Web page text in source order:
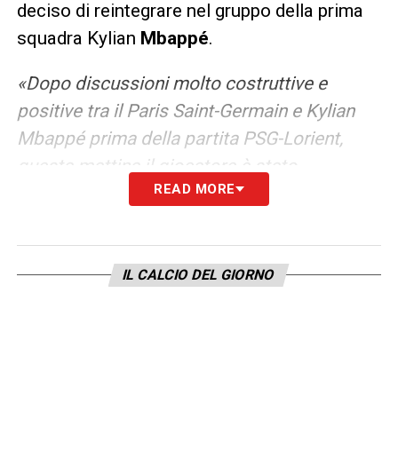
deciso di reintegrare nel gruppo della prima
squadra Kylian Mbappé.
«Dopo discussioni molto costruttive e
positive tra il Paris Saint-Germain e Kylian
Mbappé prima della partita PSG-Lorient,
questa mattina il giocatore è stato
reintegrato nella prima formazione».
LA PLAYLIST DELLE NOSTRE TOP NEWS
READ MORE
IL CALCIO DEL GIORNO